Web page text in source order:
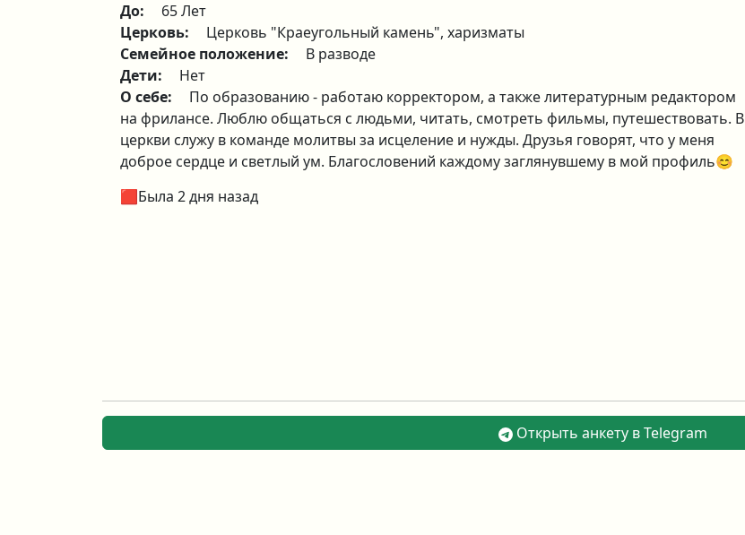
До:
65 Лет
Церковь:
Церковь "Краеугольный камень", харизматы
Семейное положение:
В разводе
Дети:
Нет
О себе:
По образованию - работаю корректором, а также литературным редактором
на фрилансе. Люблю общаться с людьми, читать, смотреть фильмы, путешествовать. В
церкви служу в команде молитвы за исцеление и нужды. Друзья говорят, что у меня
доброе сердце и светлый ум. Благословений каждому заглянувшему в мой профиль😊
🟥Была 2 дня назад
Открыть анкету в Telegram